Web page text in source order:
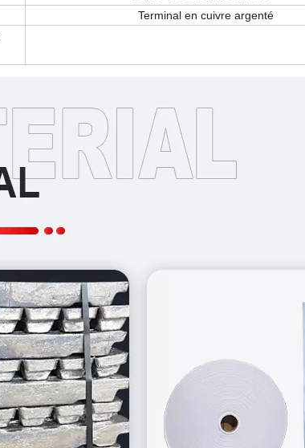
Terminal en cuivre argenté